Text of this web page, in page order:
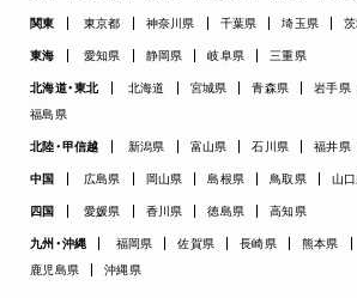
関東 東京都 神奈川県 千葉県 埼玉県
東海 愛知県 静岡県 岐阜県 三重県
北海道・東北 北海道 宮城県 青森県 岩手県
福島県
北陸・甲信越 新潟県 富山県 石川県 福井県
中国 広島県 岡山県 島根県 鳥取県 山
四国 愛媛県 香川県 徳島県 高知県
九州・沖縄 福岡県 佐賀県 長崎県 熊本県
鹿児島県
沖縄県